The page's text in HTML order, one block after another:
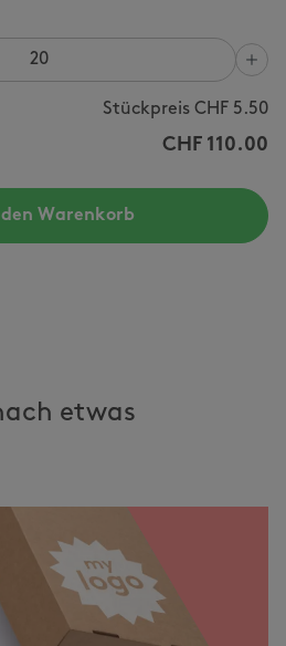
Stückpreis CHF 5.50
CHF 110.00
den Warenkorb
etwas